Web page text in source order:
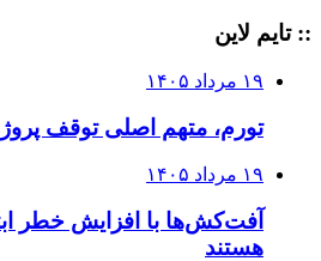
:: تایم لاین
۱۹ مرداد ۱۴۰۵
تورم، متهم اصلی توقف
۱۹ مرداد ۱۴۰۵
هستند